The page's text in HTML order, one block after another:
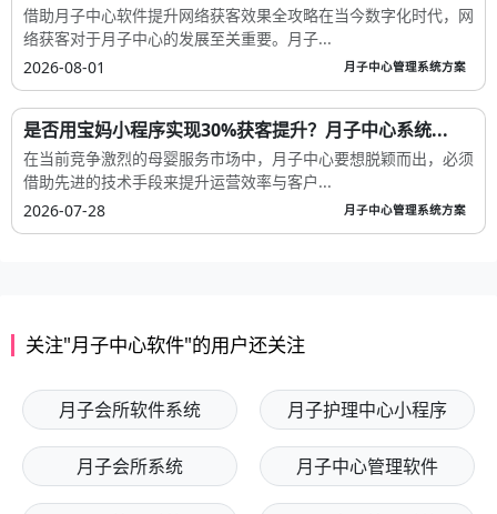
借助月子中心软件提升网络获客效果全攻略在当今数字化时代，网
络获客对于月子中心的发展至关重要。月子...
2026-08-01
月子中心管理系统方案
是否用宝妈小程序实现30%获客提升？月子中心系统...
在当前竞争激烈的母婴服务市场中，月子中心要想脱颖而出，必须
借助先进的技术手段来提升运营效率与客户...
2026-07-28
月子中心管理系统方案
关注"月子中心软件"的用户还关注
月子会所软件系统 月子护理中心小程序
月子会所系统 月子中心管理软件